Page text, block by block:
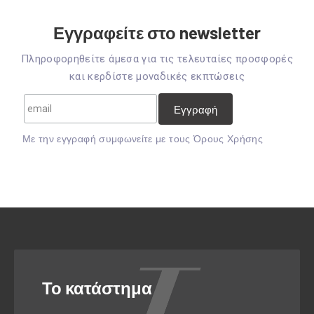
Εγγραφείτε στο newsletter
Πληροφορηθείτε άμεσα για τις τελευταίες προσφορές
και κερδίστε μοναδικές εκπτώσεις
Mε την εγγραφή συμφωνείτε με τουςΌρους Χρήσης
Το κατάστημα